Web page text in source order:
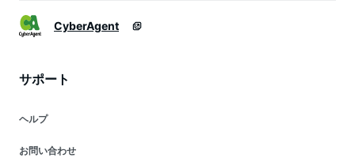
CyberAgent
サポート
ヘルプ
お問い合わせ